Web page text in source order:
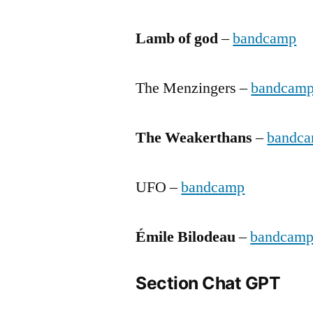
Lamb of god–bandcamp
The Menzingers –
The Weakerthans–
UFO –bandcamp
Émile Bilodeau–bandcamp
Section Chat GPT